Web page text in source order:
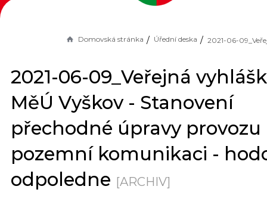
Domovská stránka Úřední deska
2021-06-09_Veřejná
MěÚ Vyškov - Stanovení
přechodné úpravy provozu
pozemní komunikaci -
odpoledne [ARCHIV]